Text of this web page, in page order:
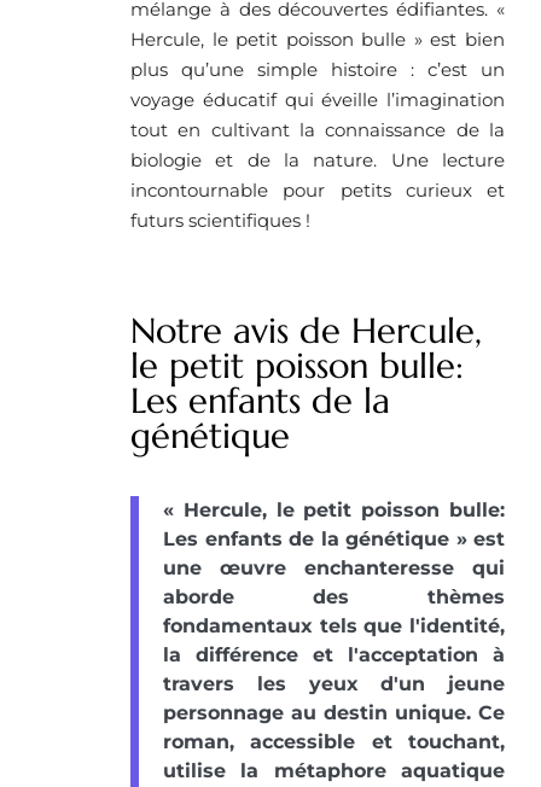
mélange à des découvertes édifiantes. «
Hercule, le petit poisson bulle » est bien
plus qu’une simple histoire : c’est un
voyage éducatif qui éveille l’imagination
tout en cultivant la connaissance de la
biologie et de la nature. Une lecture
incontournable pour petits curieux et
futurs scientifiques !
Notre avis de Hercule,
le petit poisson bulle:
Les enfants de la
génétique
« Hercule, le petit poisson bulle:
Les enfants de la génétique » est
une œuvre enchanteresse qui
aborde des thèmes
fondamentaux tels que l'identité,
la différence et l'acceptation à
travers les yeux d'un jeune
personnage au destin unique. Ce
roman, accessible et touchant,
utilise la métaphore aquatique